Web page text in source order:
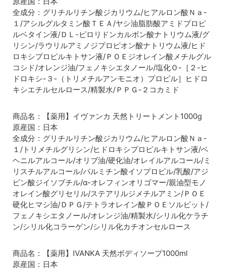
リストロシャンプー1000ml
髪をしなやかで扱いやすい髪へと導くクセ毛用シャンプー。
全成分：グリチルリチン酸ジカリウム/ヒアルロン酸Ｎａ-
１/アシルグルタミン酸ＴＥＡ/ヤシ油脂肪酸アミドプロピ
ルベタイン液/ＤＬ-ピロリドンカルボン酸ナトリウム液/グ
リシン/ラウリルアミノジプロピオン酸ナトリウム液/ヒド
ロキシプロピルキトサン液/ＰＯＥジオレイン酸メチルグル
コシド/オレンジ油/フェノキシエタノール/塩化Ｏ-［２-ヒ
ドロキシ-３-（トリメチルアンモニオ）プロピル］ヒドロ
キシエチルセルロース/精製水/ＰＰＧ-２コカミド
商品名：【薬用】イヴァンカ 天然トリートメント1000g
原産国：日本
全成分：グリチルリチン酸ジカリウム/ヒアルロン酸Ｎａ-
１/トリメチルグリシン/ヒドロキシプロピルキトサン液/ベ
ヘニルアルコール/オリブ油/硬化油/オレイルアルコール/ミ
リスチルアルコール/パルミチン酸イソプロピル/乳酸/アジ
ピン酸ジイソブチル/α-オレフィンオリゴマー/親油型モノ
オレイン酸グリセリル/ステアリルジメチルアミン/ＰＯＥ
硬化ヒマシ油/ＤＰＧ/テトラオレイン酸ＰＯＥソルビット/
フェノキシエタノール/オレンジ油/精製水/シリル化ケラチ
ン/シリル化コラーゲン/シリル化カチオンセルロース
商品名：【薬用】IVANKA 天然ボディソープ1000ml
原産国：日本